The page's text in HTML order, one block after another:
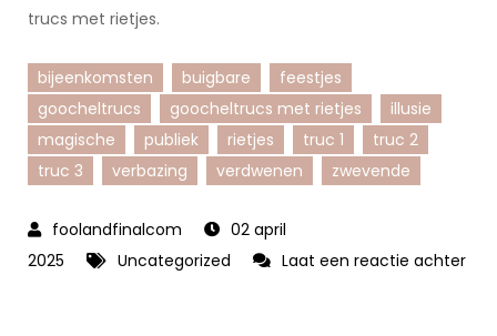
trucs met rietjes.
bijeenkomsten buigbare
feestjes
goocheltrucs
goocheltrucs met rietjes
illusie
magische
publiek rietjes truc 1
truc 2
truc 3
verbazing verdwenen zwevende
02 april
2025
Uncategorized
Laat een reactie achter